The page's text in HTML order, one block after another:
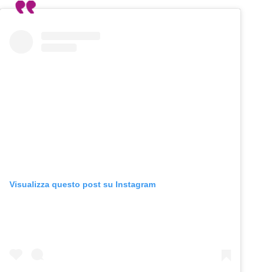
Visualizza questo post su Instagram